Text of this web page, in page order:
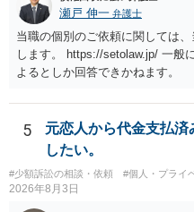
に委任するかも疑わしいのです
う。 何か本人を示す事実（振込
情報を割り出していくしかない
瀬戸 伸一 弁護士
当職の個別のご依頼に関しては
します。 https://setolaw.jp/ 一般
よるとしか回答できかねます。
5
元恋人から代金支払
したい。
#少額訴訟の相談・依頼 #個人・プライ
2026年8月3日